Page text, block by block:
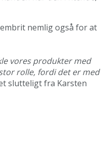
nemlig også for at
vores produkter med
rolle, fordi det er med
slutteligt fra Karsten